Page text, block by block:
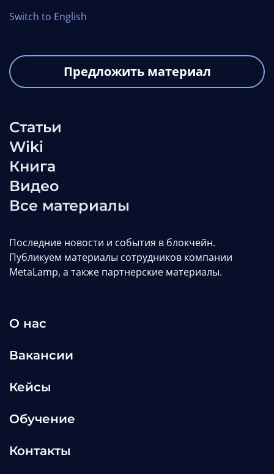
облачного депозитария:
сложности, объём работы и
архитектура
Статьи web3 defi
НОВОЕ
Switch to English
Предложить материал
Статьи
Wiki
Книга
Видео
Все материалы
Последние новости и события в блокчейн.
Публикуем материалы сотрудников компании
MetaLamp, а также партнерские материалы.
О нас
Вакансии
Кейсы
Обучение
Контакты